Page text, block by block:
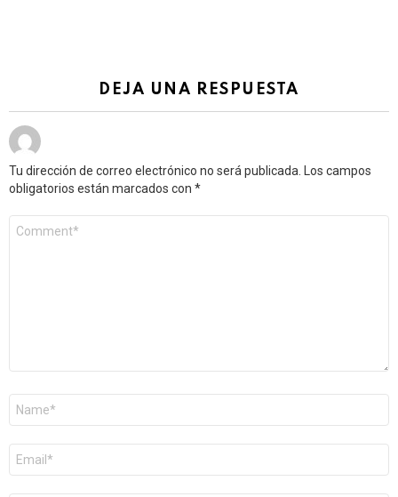
DEJA UNA RESPUESTA
Tu dirección de correo electrónico no será publicada.
Los campos
obligatorios están marcados con *
electrónico
*